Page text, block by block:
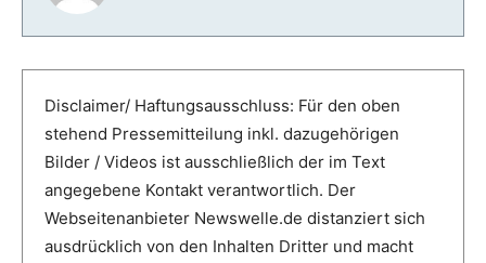
Disclaimer/ Haftungsausschluss: Für den oben
stehend Pressemitteilung inkl. dazugehörigen
Bilder / Videos ist ausschließlich der im Text
angegebene Kontakt verantwortlich. Der
Webseitenanbieter Newswelle.de distanziert sich
ausdrücklich von den Inhalten Dritter und macht